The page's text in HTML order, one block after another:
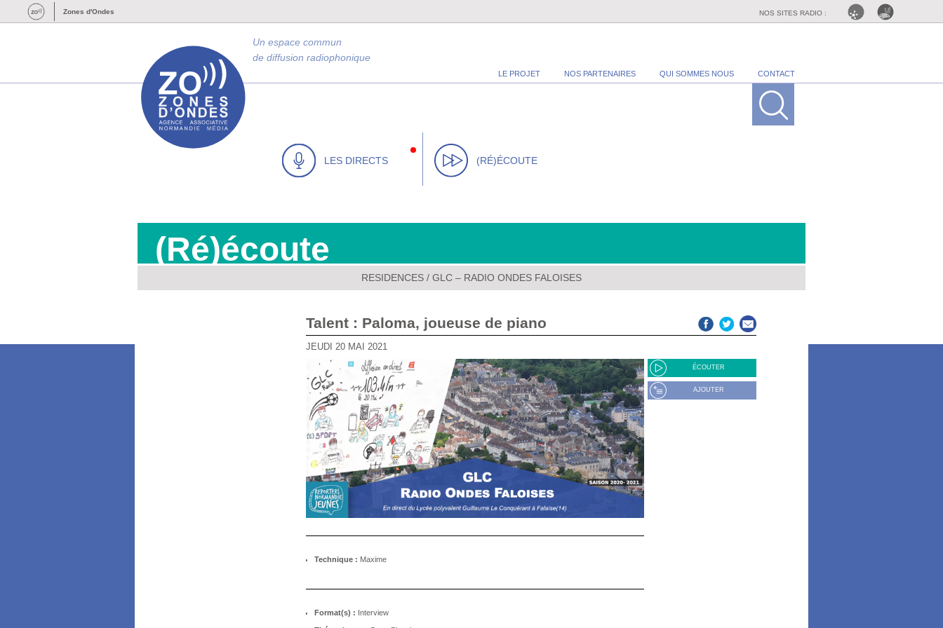
Zones d'Ondes NOS SITES RADIO :
LE PROJET NOS PARTENAIRES QUI SOMMES NOUS CONTACT
Un espace commun
de diffusion radiophonique
LES DIRECTS (RÉ)ÉCOUTE
(Ré)écoute
RESIDENCES / GLC – RADIO ONDES FALOISES
Talent : Paloma, joueuse de piano
JEUDI 20 MAI 2021
ÉCOUTER
AJOUTER
Technique : Maxime
Format(s) : Interview